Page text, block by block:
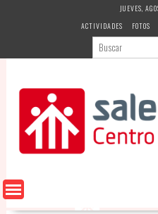
JUEVES,
ACTIVIDADES
FOTOS